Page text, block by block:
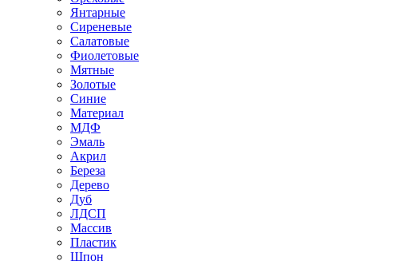
Янтарные
Сиреневые
Салатовые
Фиолетовые
Мятные
Золотые
Синие
Материал
МДФ
Эмаль
Акрил
Береза
Дерево
Дуб
ЛДСП
Массив
Пластик
Шпон